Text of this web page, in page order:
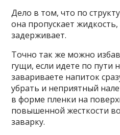
Дело в том, что по
она пропускает
задерживает.
Точно так же можно
гущи, если идете по пути
завариваете напиток
убрать и неприятный
в форме пленки на
повышенной жесткости
заварку.